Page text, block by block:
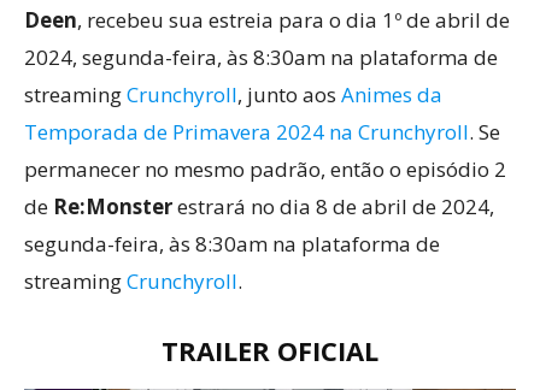
Deen, recebeu sua estreia para o dia 1º de abril de
2024, segunda-feira, às 8:30am na plataforma de
streamingCrunchyroll, junto aos Animes da
Temporada de Primavera 2024 na Crunchyroll. Se
permanecer no mesmo padrão, então o episódio 2
de Re:Monsterestrará no dia 8 de abril de 2024,
segunda-feira, às 8:30am na plataforma de
streamingCrunchyroll.
TRAILER OFICIAL